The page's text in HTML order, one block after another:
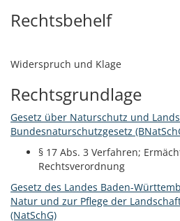
Rechtsbehelf
Widerspruch und Klage
Rechtsgrundlage
Gesetz über Naturschutz und
Bundesnaturschutzgesetz
§ 17 Abs. 3 Verfahren;
Rechtsverordnung
Gesetz des Landes Baden-
Natur und zur Pflege der
(NatSchG)